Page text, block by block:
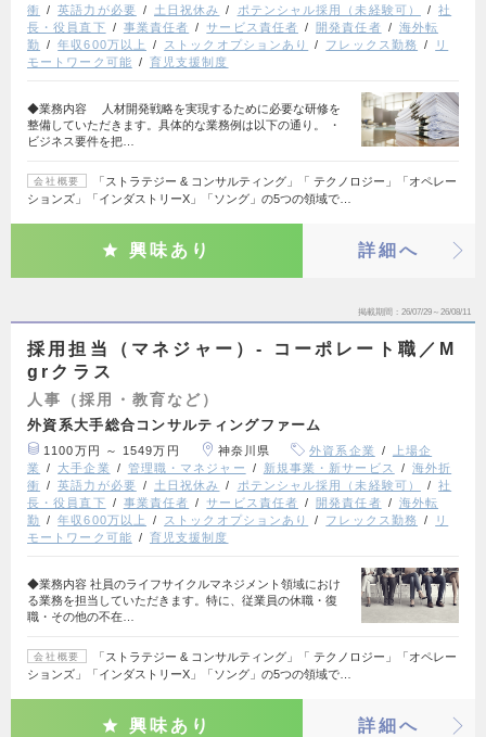
衝
英語力が必要 土日祝休み ポテンシャル採用（未経験可）
社
長・役員直下
事業責任者 サービス責任者 開発責任者
海外転
勤
年収600万以上 ストックオプションあり フレックス勤務
リ
モートワーク可能
育児支援制度
◆業務内容 人材開発戦略を実現するために必要な研修を
整備していただきます。具体的な業務例は以下の通り。 ・
ビジネス要件を把…
会社概要
「ストラテジー & コンサルティング」「 テクノロジー」「オペレー
ションズ」「インダストリーX」「ソング」の5つの領域で…
興味あり 詳細へ
掲載期間 26/07/29～26/08/11
採用担当（マネジャー）- コーポレート職／M
grクラス
人事（採用・教育など）
外資系大手総合コンサルティングファーム
1100万円 ～ 1549万円 神奈川県 外資系企業
上場企
業
大手企業 管理職・マネジャー 新規事業・新サービス
海外折
衝
英語力が必要 土日祝休み ポテンシャル採用（未経験可）
社
長・役員直下
事業責任者 サービス責任者 開発責任者
海外転
勤
年収600万以上 ストックオプションあり フレックス勤務
リ
モートワーク可能
育児支援制度
◆業務内容 社員のライフサイクルマネジメント領域におけ
る業務を担当していただきます。特に、従業員の休職・復
職・その他の不在…
会社概要
「ストラテジー & コンサルティング」「 テクノロジー」「オペレー
ションズ」「インダストリーX」「ソング」の5つの領域で…
興味あり 詳細へ